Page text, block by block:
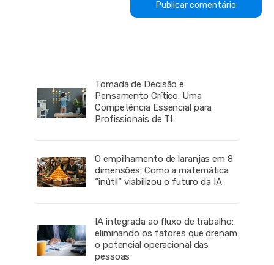
Tomada de Decisão e
Pensamento Crítico: Uma
Competência Essencial para
Profissionais de TI
O empilhamento de laranjas em 8
dimensões: Como a matemática
“inútil” viabilizou o futuro da IA
IA integrada ao fluxo de trabalho:
eliminando os fatores que drenam
o potencial operacional das
pessoas